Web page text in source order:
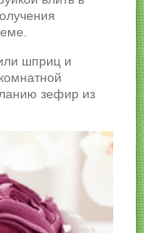
шприц и
зефир из